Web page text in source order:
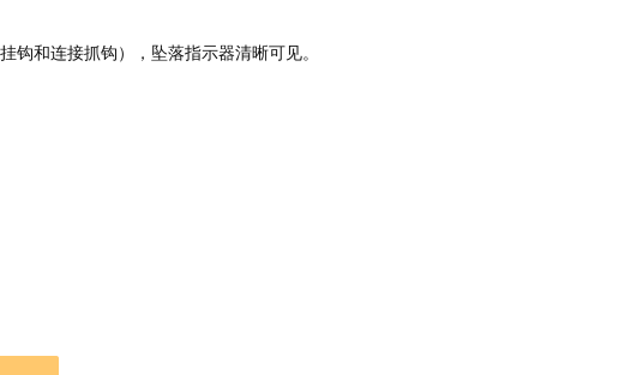
钩和连接抓钩），坠落指示器清晰可见。